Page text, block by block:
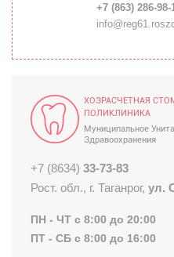
+7 (863) 286-98-
ХОЗРАСЧЕТНАЯ
ПОЛИКЛИНИКА
Муниципальное
Здравоохранения
+7 (8634) 33-73-83
Рост. обл., г. Таганрог, ул.
ПН - ЧТ с 8:00 до 20:00
ПТ - СБ с 8:00 до 16:00